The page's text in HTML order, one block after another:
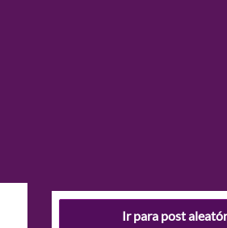
Ir para post